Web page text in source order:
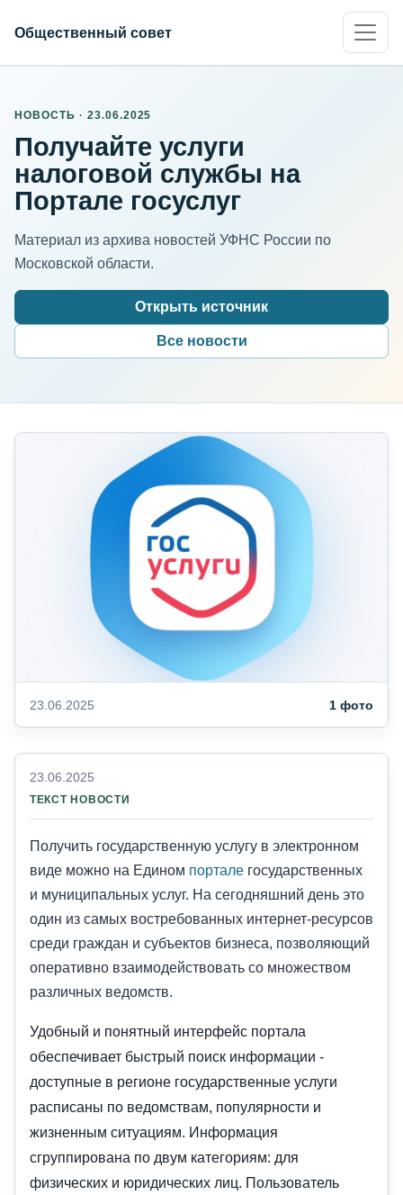
Общественный совет
НОВОСТЬ · 23.06.2025
Получайте услуги
налоговой службы на
Портале госуслуг
Материал из архива новостей УФНС России по
Московской области.
Открыть источник
Все новости
23.06.2025 1 фото
23.06.2025
ТЕКСТ НОВОСТИ
Получить государственную услугу в электронном
виде можно на Едином портале государственных
и муниципальных услуг. На сегодняшний день это
один из самых востребованных интернет-ресурсов
среди граждан и субъектов бизнеса, позволяющий
оперативно взаимодействовать со множеством
различных ведомств.
Удобный и понятный интерфейс портала
обеспечивает быстрый поиск информации -
доступные в регионе государственные услуги
расписаны по ведомствам, популярности и
жизненным ситуациям. Информация
сгруппирована по двум категориям: для
физических и юридических лиц. Пользователь